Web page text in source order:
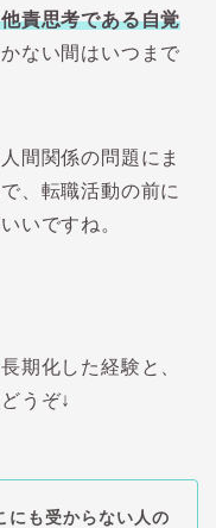
責思考である自覚
ない間はいつまで
間関係の問題にま
、転職活動の前に
いですね。
期化した経験と、
うぞ↓
にも受からない人の